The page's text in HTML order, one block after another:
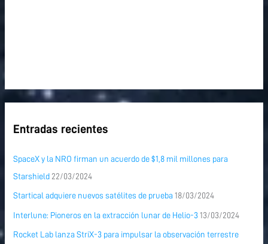
Entradas recientes
SpaceX y la NRO firman un acuerdo de $1,8 mil millones para
Starshield 22/03/2024
Startical adquiere nuevos satélites de prueba 18/03/2024
Interlune: Pioneros en la extracción lunar de Helio-3 13/03/2024
Rocket Lab lanza StriX-3 para impulsar la observación terrestre